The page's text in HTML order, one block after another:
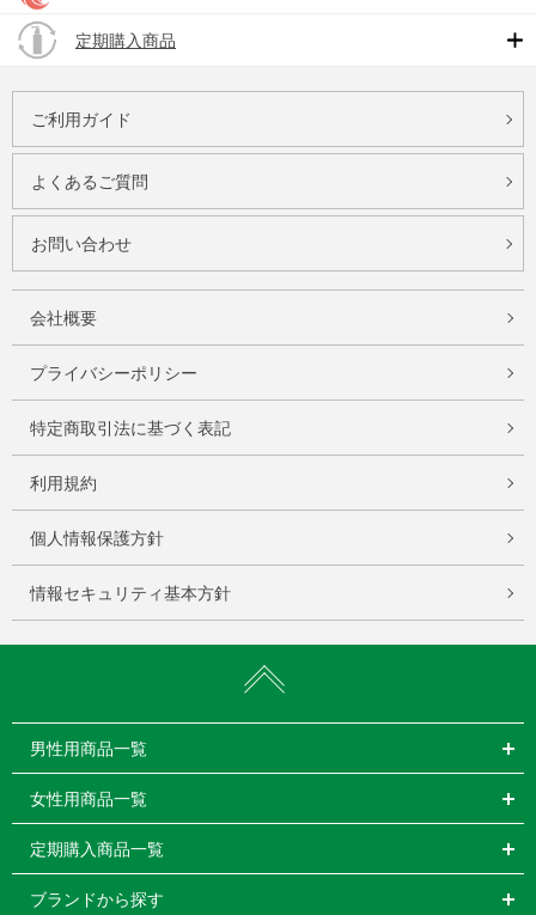
定期購入商品
ご利用ガイド
よくあるご質問
お問い合わせ
会社概要
プライバシーポリシー
特定商取引法に基づく表記
利用規約
個人情報保護方針
情報セキュリティ基本方針
男性用商品一覧
女性用商品一覧
定期購入商品一覧
ブランドから探す